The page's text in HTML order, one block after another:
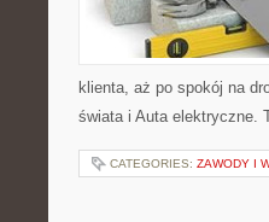
klienta, aż po spokój na
świata i Auta elektryczne.
CATEGORIES: ZAWODY I